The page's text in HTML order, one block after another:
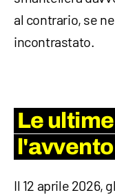
al contrario, se
incontrastato.
Le
Il 12 aprile 2026,